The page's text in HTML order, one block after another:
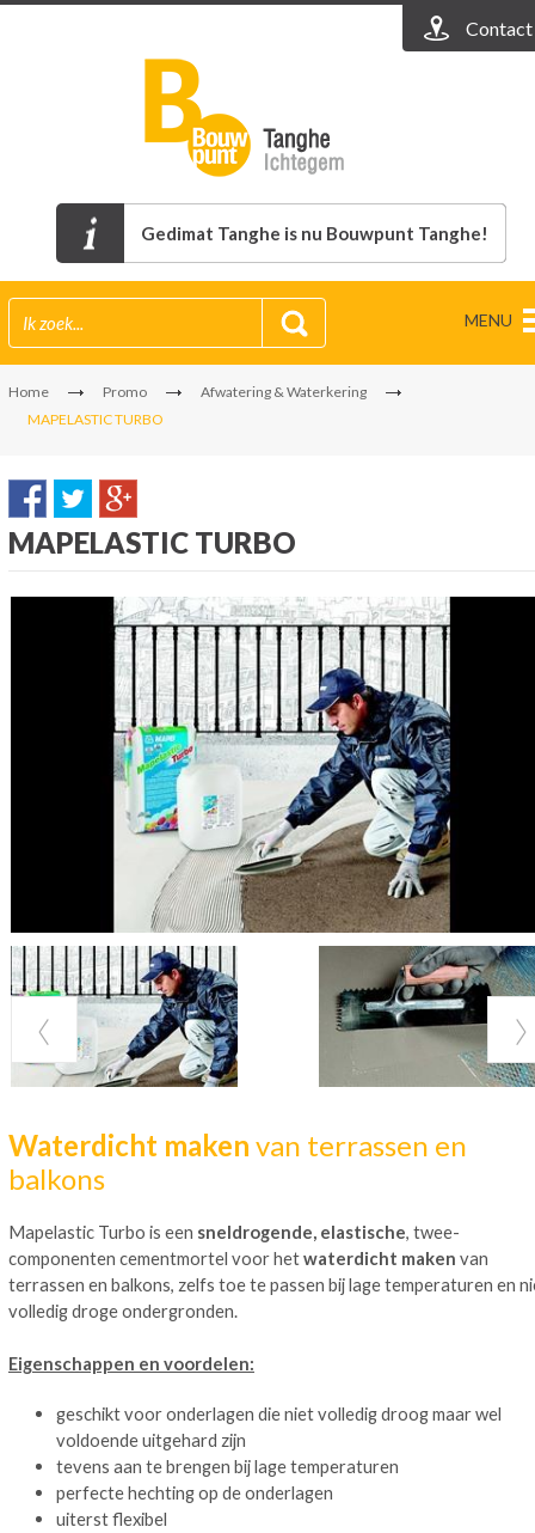
Contact
Gedimat Tanghe is nu Bouwpunt Tanghe!
MENU
Home Promo
Afwatering & Waterkering
MAPELASTIC TURBO
MAPELASTIC TURBO
Waterdicht maken van terrassen en
balkons
Mapelastic Turbo is een sneldrogende, elastische, twee-
componenten cementmortel voor hetwaterdicht maken van
terrassen en balkons, zelfs toe te passen bij lage temperaturen en
volledig droge ondergronden.
Eigenschappen en voordelen:
geschikt voor onderlagen die niet volledig droog maar wel
voldoende uitgehard zijn
tevens aan te brengen bij lage temperaturen
perfecte hechting op de onderlagen
uiterst flexibel